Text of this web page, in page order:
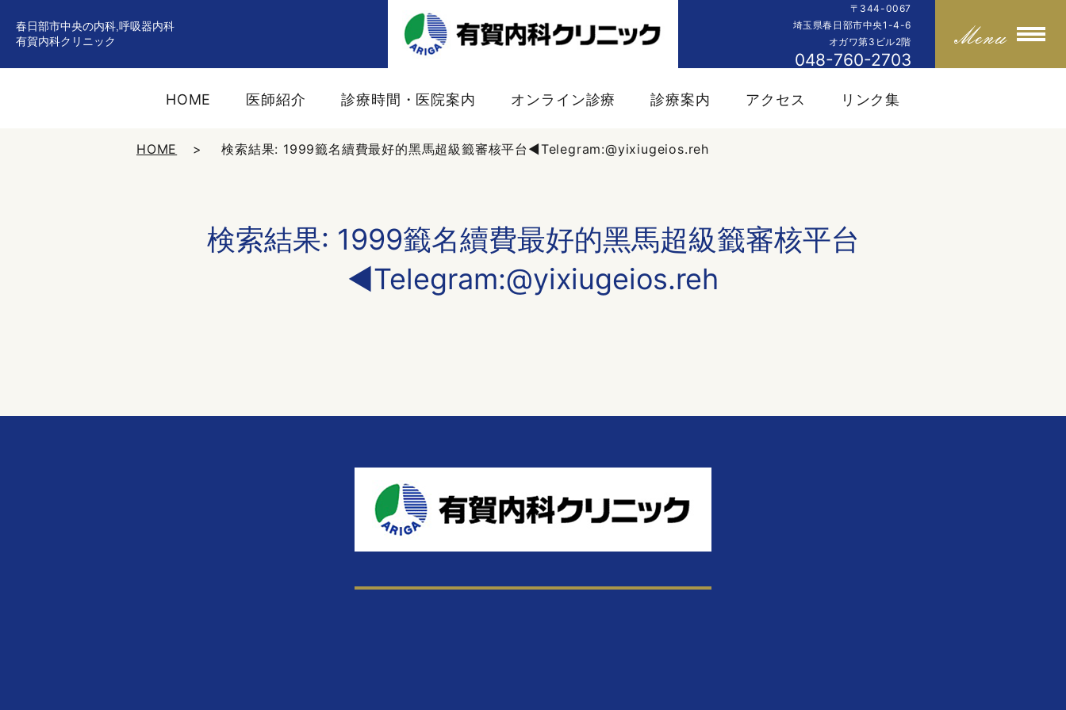
春日部市中央の内科,呼吸器内科
有賀内科クリニック
〒344-0067
埼玉県春日部市中央1-4-6
オガワ第3ビル2階
048-760-2703
HOME 医師紹介 診療時間・医院案内 オンライン診療 診療案内 アクセス リンク集
HOME 検索結果: 1999籤名續費最好的黑馬超級籤審核平台◀️Telegram:@yixiugeios.reh
検索結果: 1999籤名續費最好的黑馬超級籤審核平台
◀️Telegram:@yixiugeios.reh